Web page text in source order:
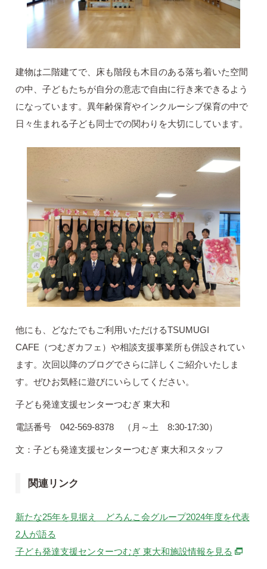
建物は二階建てで、床も階段も木目のある落ち着いた空間
の中、子どもたちが自分の意志で自由に行き来できるよう
になっています。異年齢保育やインクルーシブ保育の中で
日々生まれる子ども同士での関わりを大切にしています。
他にも、どなたでもご利用いただけるTSUMUGI
CAFE（つむぎカフェ）や相談支援事業所も併設されてい
ます。次回以降のブログでさらに詳しくご紹介いたしま
す。ぜひお気軽に遊びにいらしてください。
子ども発達支援センターつむぎ 東大和
電話番号 042-569-8378 （月～土 8:30-17:30）
文：子ども発達支援センターつむぎ 東大和スタッフ
関連リンク
新たな25年を見据え どろんこ会グループ2024年度を代表
2人が語る
子ども発達支援センターつむぎ 東大和施設情報を見る 別ウィ